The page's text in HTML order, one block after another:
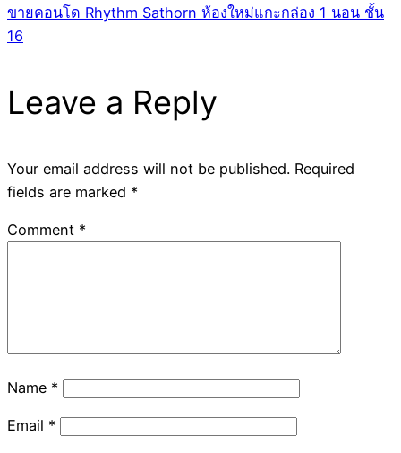
ขายคอนโด Rhythm Sathorn ห้องใหม่แกะกล่อง 1 นอน ชั้น
16
Leave a Reply
Your email address will not be published. Required
fields are marked *
Comment *
Name *
Email *